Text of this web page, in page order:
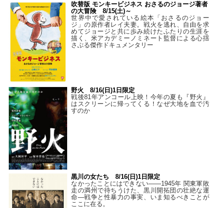
吹替版 モンキービジネス おさるのジョージ著者
の大冒険 8/15(土)～
世界中で愛されている絵本「おさるのジョー
ジ」の原作者レイ夫妻。戦火を逃れ、自由を求
めてジョージと共に歩み続けたふたりの生涯を
描く、米アカデミーノミネート監督による心揺
さぶる傑作ドキュメンタリー
野火 8/16(日)1日限定
戦後81年アンコール上映！今年の夏も『野火』
はスクリーンに帰ってくる！なぜ大地を血で汚
すのか
黒川の女たち 8/16(日)1日限定
なかったことにはできない——1945年 関東軍敗
走の満州で待ちうけた、黒川開拓団の壮絶な運
命―戦争と性暴力の事実、いま知るべきことが
ここに在る。